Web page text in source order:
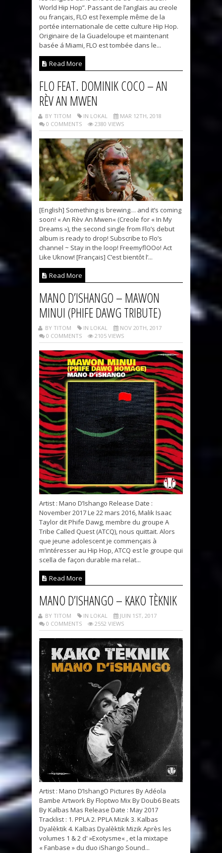
World Hip Hop”. Passant de l’anglais au creole
ou français, FLO est l’exemple même de la
portée internationale de cette culture Hip Hop.
Originaire de la Guadeloupe et maintenant
basée á Miami, FLO est tombée dans le...
Read More
FLO FEAT. DOMINIK COCO – AN
RÈV AN MWEN
BY TITOM IN LOKAL
MAR 12TH, 2018
0 COMMENTS
2380 VIEWS
[English] Something is brewing… and it’s coming
soon! « An Rèv An Mwen« (Creole for « In My
Dreams »), the second single from Flo’s debut
album is ready to drop! Subscribe to Flo’s
channel ~ Stay in the loop! FreemyflOOo! Act
Like Uknow! [Français] C’est bientôt l’...
Read More
MANO D’ISHANGO – MAWON
MINUI (PHIFE DAWG TRIBUTE)
BY TITOM IN LOKAL
NOV 20TH, 2017
0 COMMENTS
2105 VIEWS
Artist : Mano D’Ishango Release Date :
November 2017 Le 22 mars 2016, Malik Isaac
Taylor dit Phife Dawg, membre du groupe A
Tribe Called Quest (ATCQ), nous quittait. Alors
que jeune adolescent je commençais à
m’intéresser au Hip Hop, ATCQ est le groupe qui
scella de façon durable ma relat...
Read More
MANO D’ISHANGO – KAKO TÈKNIK
BY TITOM IN LOKAL
JUIN 1ST, 2017
0 COMMENTS
2552 VIEWS
Artist : Mano D’IshangO Pictures By Adéola
Bambe Artwork By Floptwo Mix By Doub6 Beats
By Kalbas Mas Release Date : May 2017
Tracklist : 1. PPLA 2. PPLA Mizik 3. Kalbas
Dyalèktik 4. Kalbas Dyalèktik Mizik Après les
volumes 1 & 2 d' »Exotysme« , et la mixtape
« Fanbase » du duo iShango Sound...